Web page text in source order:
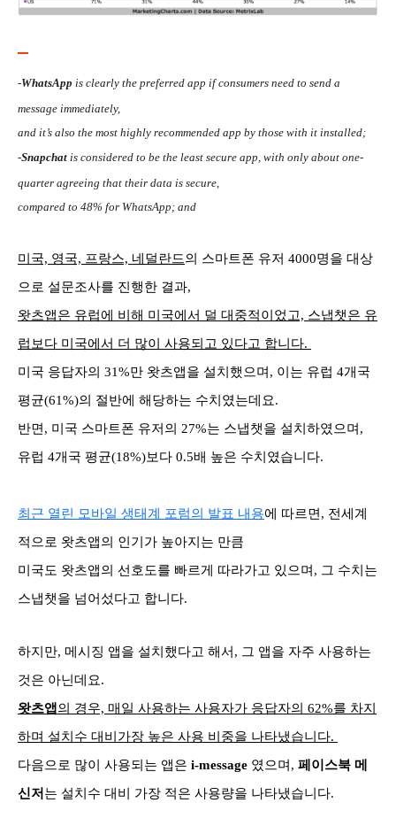
-WhatsApp is clearly the preferred app if consumers need to send a
message immediately,
and it’s also the most highly recommended app by those with it installed;
-Snapchat is considered to be the least secure app, with only about one-
quarter agreeing that their data is secure,
compared to 48% for WhatsApp; and
미국, 영국, 프랑스, 네덜란드의 스마트폰 유저 4000명을 대상
으로 설문조사를 진행한 결과,
왓츠앱은 유럽에 비해 미국에서 덜 대중적이었고, 스냅챗은 유
럽보다 미국에서 더 많이 사용되고 있다고 합니다.
미국 응답자의 31%만 왓츠앱을 설치했으며, 이는 유럽 4개국
평균(61%)의 절반에 해당하는 수치였는데요.
반면, 미국 스마트폰 유저의 27%는 스냅챗을 설치하였으며,
유럽 4개국 평균(18%)보다 0.5배 높은 수치였습니다.
최근 열린 모바일 생태계 포럼의 발표 내용에 따르면, 전세계
적으로 왓츠앱의 인기가 높아지는 만큼
미국도 왓츠앱의 선호도를 빠르게 따라가고 있으며, 그 수치는
스냅챗을 넘어섰다고 합니다.
하지만, 메시징 앱을 설치했다고 해서, 그 앱을 자주 사용하는
것은 아닌데요.
왓츠앱 의 경우, 매일 사용하는 사용자가 응답자의 62%를 차지
하며 설치수 대비가장 높은 사용 비중을 나타냈습니다.
다음으로 많이 사용되는 앱은 i-message 였으며, 페이스북 메
신저 는 설치수 대비 가장 적은 사용량을 나타냈습니다.